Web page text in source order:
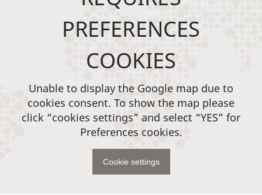
PREFERENCES
COOKIES
Unable to display the Google map due to
cookies consent. To show the map please
click “cookies settings” and select “YES” for
Preferences cookies.
Cookie settings